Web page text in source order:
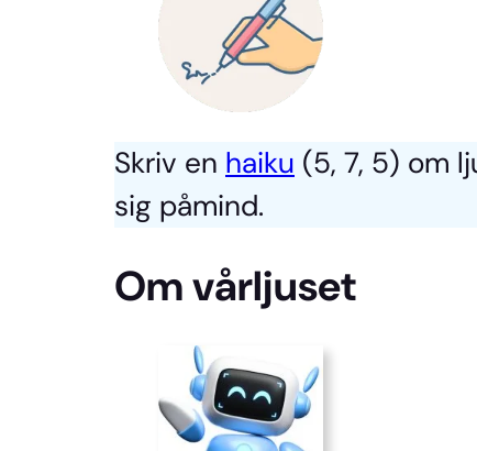
Skriv en haiku (5, 7, 5) om
sig påmind.
Om vårljuset